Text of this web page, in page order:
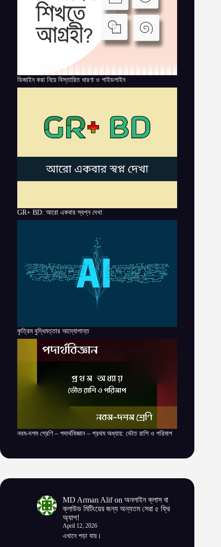
ডিজাইন করা নিয়ে বিস্তারিত ধারণা ও গাইডলাইন
GR+ BD: আরো একবার স্বপ্ন দেখা
কৃত্রিম বুদ্ধিমত্তার আদ্যোপান্ত
নবম-দশম শ্রেণি – পদার্থবিজ্ঞান – প্রথম অধ্যায়: ভৌত রাশি ও পরিমাপ
MD Arman Alifon অনলাইন ক্লাস বা
ক্লাউড মিটিংয়ের জন্য অন্যতম সেরা ৫ ফ্রি
অ্যাপ!
April 12, 2026
এখানে পড়া যায়।